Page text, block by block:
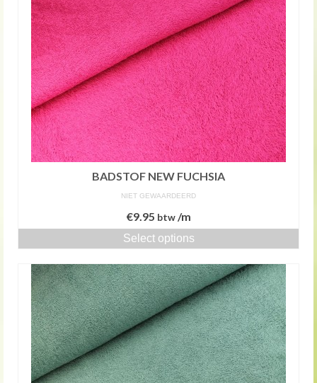
BADSTOF NEW FUCHSIA
NIET GEWAARDEERD
€9.95 btw/m
Select options